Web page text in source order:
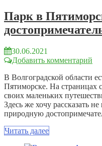
Парк в
30.06.2021
Добавить комментарий
В Волгоградской области
Пятиморске. На страницах
своих маленьких
Здесь же хочу рассказать
природную
Читать далее